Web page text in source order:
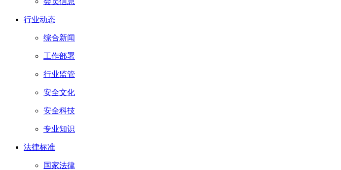
行业动态
综合新闻
工作部署
行业监管
安全文化
安全科技
专业知识
法律标准
国家法律